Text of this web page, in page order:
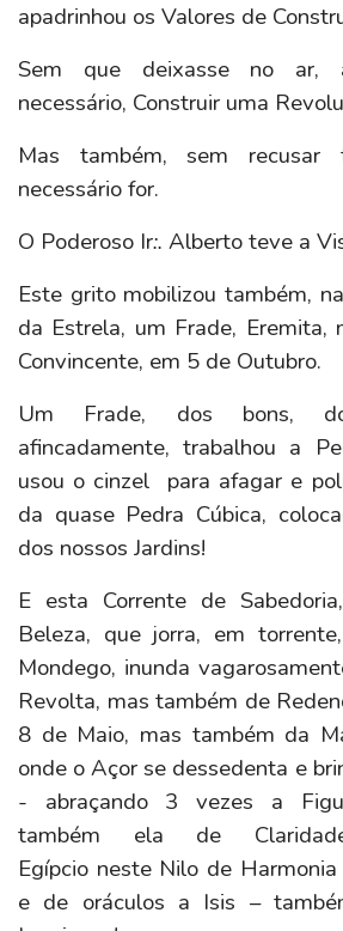
apadrinhou os Valores de
Sem que deixasse no
necessário, Construir uma
Mas também, sem recusar
necessário for.
O Poderoso Ir:. Alberto teve a
Este grito mobilizou também,
da Estrela, um Frade, Eremita,
Convincente, em 5 de Outubro.
Um Frade, dos bons,
afincadamente, trabalhou a
usou o cinzel para afagar e
da quase Pedra Cúbica,
dos nossos Jardins!
E esta Corrente de
Beleza, que jorra, em
Mondego, inunda
Revolta, mas também de
8 de Maio, mas também da
onde o Açor se dessedenta e
- abraçando 3 vezes a
também ela de
Egípcio neste Nilo de
e de oráculos a Isis –